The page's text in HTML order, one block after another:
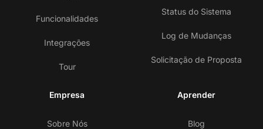
Funcionalidades
Integrações
Tour
Status do Sistema
Log de Mudanças
Solicitação de Proposta
Empresa
Sobre Nós
Aprender
Blog